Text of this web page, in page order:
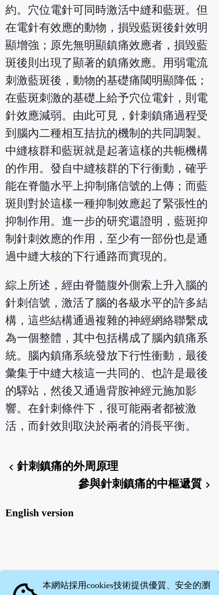
約。穴位電針可同時激活中縫和藍斑。但
在電針有效應的動物，損毀藍斑後針效明
顯增強；原先無明顯鎮痛效應者，損毀藍
斑後則出現了顯著的鎮痛效應。用弱電流
刺激藍斑後，動物的基礎痛閾明顯降低；
在藍斑刺激的基礎上給予穴位電針，則電
針效應減弱。由此可見，針刺鎮痛過程受
到腦內二種相互拮抗的機制的共同調製。
中縫核群和藍斑就是起著這樣的共軛機構
的作用。發自中縫核群的下行衝動，確乎
能在脊髓水平上抑制痛信號的上傳；而藍
斑則對於這樣一種抑制效應起了緊張性的
抑制作用。進一步的研究還證明，藍斑抑
制針刺效應的作用，至少有一部份也是通
過中縫大核的下行通路而實現的。
綜上所述，經由脊髓腹外側索上升入腦的
針刺信號，激活了腦的各級水平的許多結
構，這些結構通過複雜的神經網絡聯繫成
為一個整體，其中包括構成了腦內鎮痛系
統。腦內鎮痛系統發放下行性衝動，最後
彙集于中縫大核這一共同的、也許是最後
的驛站，然後又通過背胺神經元施加影
響。在針刺條件下，很可能兩者都被激
活，而針效則取決於兩者的消長平衡。
chevron_left針刺鎮痛的外周原理
參與針刺鎮痛的中樞遞質 chevron_right
English version
本網站採用cookies技術提供優質、安全的瀏